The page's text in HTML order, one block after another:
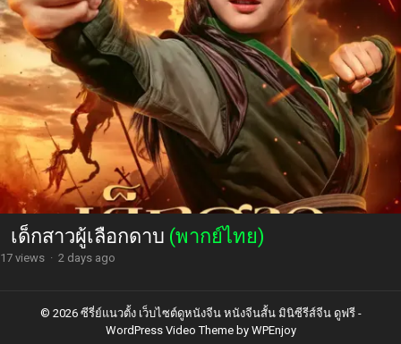
เด็กสาวผู้เลือกดาบ (พากย์ไทย)
17 views · 2 days ago
© 2026 ซีรี่ย์แนวตั้ง เว็บไซต์ดูหนังจีน หนังจีนสั้น มินิซีรีส์จีน ดูฟรี -
WordPress Video Themeby WPEnjoy